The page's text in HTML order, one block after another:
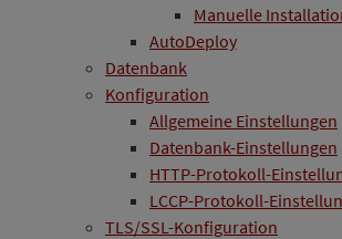
Manuelle
AutoDeploy
Datenbank
Konfiguration
Allgemeine Einstellungen
Datenbank-Einstellungen
HTTP-Protokoll-
LCCP-Protokoll-
TLS/SSL-Konfiguration